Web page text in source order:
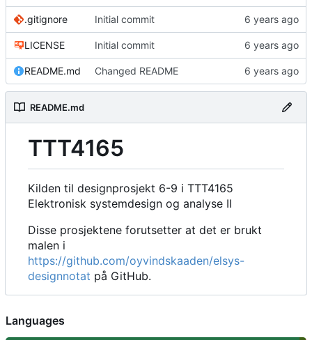
.gitignore Initial commit
LICENSE Initial commit
README.md Changed README
README.md
TTT4165
Kilden til designprosjekt 6-9 i TTT4165
Elektronisk systemdesign og analyse II
Disse prosjektene forutsetter at det er brukt
malen i
https://github.com/oyvindskaaden/elsys-
designnotat på GitHub.
Languages